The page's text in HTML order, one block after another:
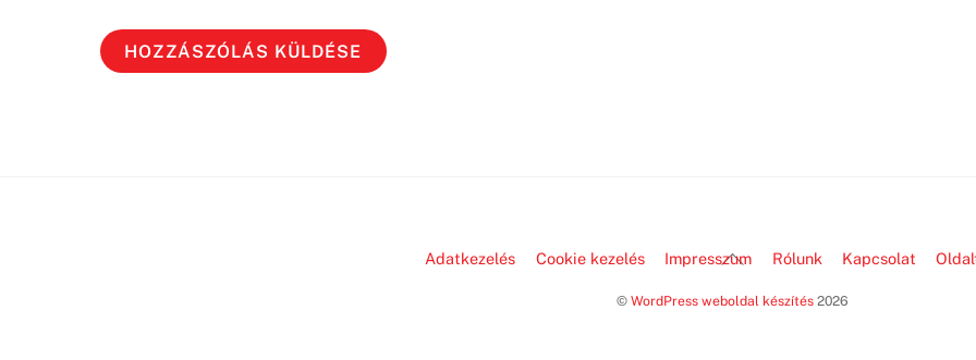
Back
Top
Adatkezelés Cookie kezelés Impresszum Rólunk Kapcsolat
© WordPress weboldal készítés2026